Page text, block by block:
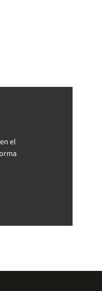
el